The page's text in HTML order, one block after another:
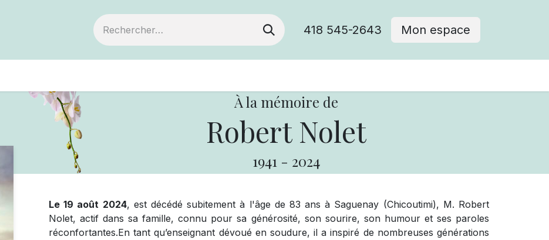
418 545-2643 Mon espace
À la mémoire de
Robert Nolet
1941 - 2024
Le 19 août 2024, est décédé subitement à l'âge de 83 ans à Saguenay (Chicoutimi), M. Robert
Nolet, actif dans sa famille, connu pour sa générosité, son sourire, son humour et ses paroles
réconfortantes.En tant qu’enseignant dévoué en soudure, il a inspiré de nombreuses générations